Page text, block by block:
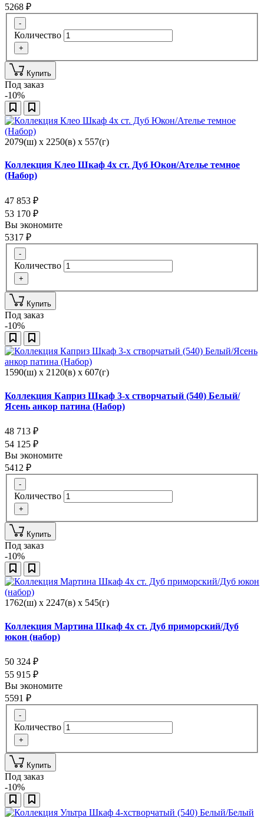
5268 ₽
-
Количество
+
Купить
Под заказ
-10%
2079(ш) x 2250(в) x 557(г)
Коллекция Клео Шкаф 4х ст. Дуб Юкон/Ателье темное
(Набор)
47 853 ₽
53 170 ₽
Вы экономите
5317 ₽
-
Количество
+
Купить
Под заказ
-10%
1590(ш) x 2120(в) x 607(г)
Коллекция Каприз Шкаф 3-х створчатый (540) Белый/
Ясень анкор патина (Набор)
48 713 ₽
54 125 ₽
Вы экономите
5412 ₽
-
Количество
+
Купить
Под заказ
-10%
1762(ш) x 2247(в) x 545(г)
Коллекция Мартина Шкаф 4х ст. Дуб приморский/Дуб
юкон (набор)
50 324 ₽
55 915 ₽
Вы экономите
5591 ₽
-
Количество
+
Купить
Под заказ
-10%